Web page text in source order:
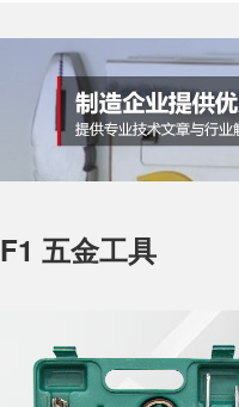
F1 五金工具